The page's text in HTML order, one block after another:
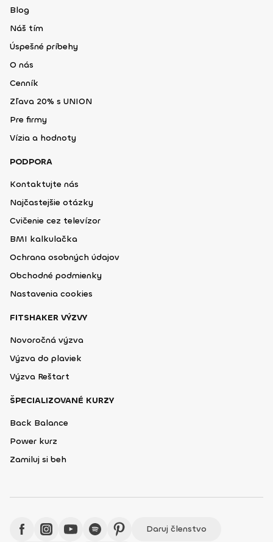
Blog
Náš tím
Úspešné príbehy
O nás
Cenník
Zľava 20% s UNION
Pre firmy
Vízia a hodnoty
PODPORA
Kontaktujte nás
Najčastejšie otázky
Cvičenie cez televízor
BMI kalkulačka
Ochrana osobných údajov
Obchodné podmienky
Nastavenia cookies
FITSHAKER VÝZVY
Novoročná výzva
Výzva do plaviek
Výzva Reštart
ŠPECIALIZOVANÉ KURZY
Back Balance
Power kurz
Zamiluj si beh
Daruj členstvo